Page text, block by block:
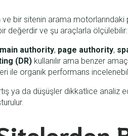
ve bir sitenin arama
değerdir ve şu araçlarla ölçülebilir:
authority, page authority,
(DR) kullanılır ama benzer
ile organik performans
ya da düşüşler dikkatlice analiz